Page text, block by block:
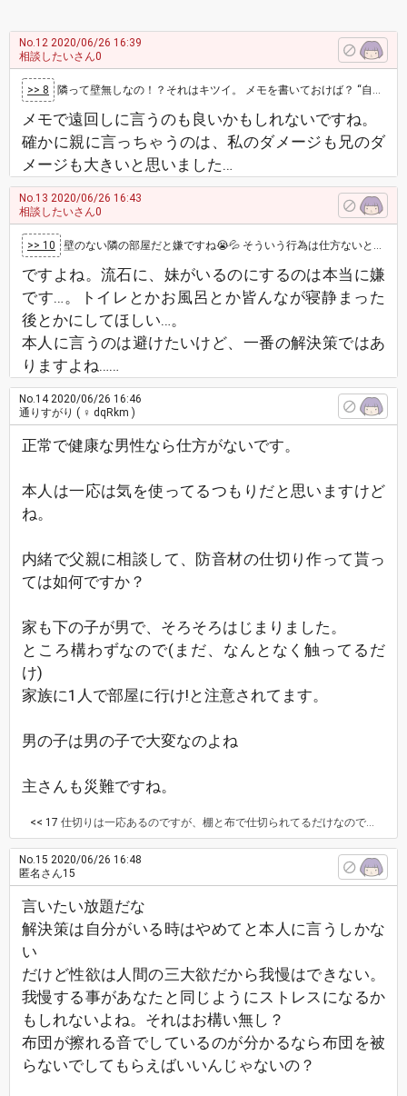
No.12 2020/06/26 16:39
相談したいさん0
>> 8 隣って壁無しなの！？それはキツイ。 メモを書いておけば？ “自己処理はトイレでお願いします”とか。 親経由よりはダメージ抑…
メモで遠回しに言うのも良いかもしれないですね。
確かに親に言っちゃうのは、私のダメージも兄のダ
メージも大きいと思いました…
No.13 2020/06/26 16:43
相談したいさん0
>> 10 壁のない隣の部屋だと嫌ですね😭💦 そういう行為は仕方ないとしても、、。 本人は隠れてしてるつもりだろうけど、全部聞こえてるから辞めてほし…
ですよね。流石に、妹がいるのにするのは本当に嫌
です…。トイレとかお風呂とか皆んなが寝静まった
後とかにしてほしい…。
本人に言うのは避けたいけど、一番の解決策ではあ
りますよね……
No.142020/06/26 16:46
通りすがり ( ♀ dqRkm )
正常で健康な男性なら仕方がないです。
本人は一応は気を使ってるつもりだと思いますけど
ね。
内緒で父親に相談して、防音材の仕切り作って貰っ
ては如何ですか？
家も下の子が男で、そろそろはじまりました。
ところ構わずなので(まだ、なんとなく触ってるだ
け)
家族に1人で部屋に行け!と注意されてます。
男の子は男の子で大変なのよね
主さんも災難ですね。
<< 17 仕切りは一応あるのですが、棚と布で仕切られてるだけなので、普通にめちゃくちゃ聞こえます…。 生活音は丸聞こえです。 本当に気持ち悪くて拒絶反応が出始めたので、早く一人暮らししたいです…
No.15 2020/06/26 16:48
匿名さん15
言いたい放題だな
解決策は自分がいる時はやめてと本人に言うしかな
い
だけど性欲は人間の三大欲だから我慢はできない。
我慢する事があなたと同じようにストレスになるか
もしれないよね。それはお構い無し？
布団が擦れる音でしているのが分かるなら布団を被
らないでしてもらえばいいんじゃないの？